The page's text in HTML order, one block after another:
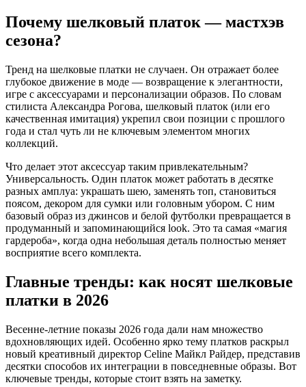
Почему шелковый платок — мастхэв
сезона?
Тренд на шелковые платки не случаен. Он отражает более
глубокое движение в моде — возвращение к элегантности,
игре с аксессуарами и персонализации образов. По словам
стилиста Александра Рогова, шелковый платок (или его
качественная имитация) укрепил свои позиции с прошлого
года и стал чуть ли не ключевым элементом многих
коллекций.
Что делает этот аксессуар таким привлекательным?
Универсальность. Один платок может работать в десятке
разных амплуа: украшать шею, заменять топ, становиться
поясом, декором для сумки или головным убором. С ним
базовый образ из джинсов и белой футболки превращается в
продуманный и запоминающийся look. Это та самая «магия
гардероба», когда одна небольшая деталь полностью меняет
восприятие всего комплекта.
Главные тренды: как носят шелковые
платки в 2026
Весенне-летние показы 2026 года дали нам множество
вдохновляющих идей. Особенно ярко тему платков раскрыл
новый креативный директор Celine Майкл Райдер, представив
десятки способов их интеграции в повседневные образы. Вот
ключевые тренды, которые стоит взять на заметку.